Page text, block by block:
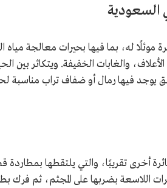
السعودية
موئلًا له، بما فيها بحيرات معالجة
والغابات الخفيفة. ويتكاثر بين
يوجد فيها رمال أو ضفاف تراب
أخرى تقريبًا، والتي يلتقطها بمطاردة
بضربها على المجثم، ثم فرك